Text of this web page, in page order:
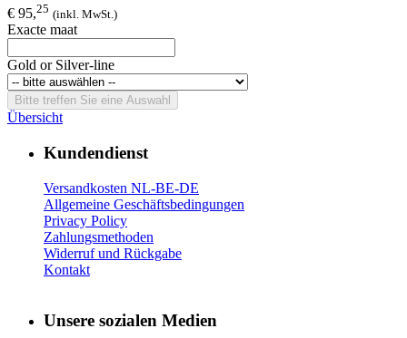
€ 95,25 (inkl. MwSt.)
Exacte maat
Gold or Silver-line
Bitte treffen Sie eine Auswahl
Übersicht
Kundendienst
Versandkosten NL-BE-DE
Allgemeine Geschäftsbedingungen
Privacy Policy
Zahlungsmethoden
Widerruf und Rückgabe
Kontakt
Unsere sozialen Medien